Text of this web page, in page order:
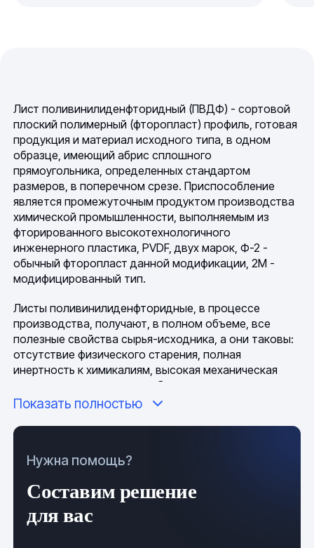
Лист поливинилиденфторидный (ПВДФ) - сортовой
плоский полимерный (фторопласт) профиль, готовая
продукция и материал исходного типа, в одном
образце, имеющий абрис сплошного
прямоугольника, определенных стандартом
размеров, в поперечном срезе. Приспособление
является промежуточным продуктом производства
химической промышленности, выполняемым из
фторированного высокотехнологичного
инженерного пластика, PVDF, двух марок, Ф-2 -
обычный фторопласт данной модификации, 2М -
модифицированный тип.
Листы поливинилиденфторидные, в процессе
производства, получают, в полном объеме, все
полезные свойства сырья-исходника, а они таковы:
отсутствие физического старения, полная
инертность к химикалиям, высокая механическая
прочность, достаточная гибкость и эластичность,
достойные диэлектрические показатели,
отсутствие липкости, низкий коэффициент трения,
продукт обладает высокой молекулярной чистотой,
медицине, это самый биологически стерильный
пластификаторов. Климатические и погодные
Показать полностью
Нужна помощь?
Составим решение
для вас